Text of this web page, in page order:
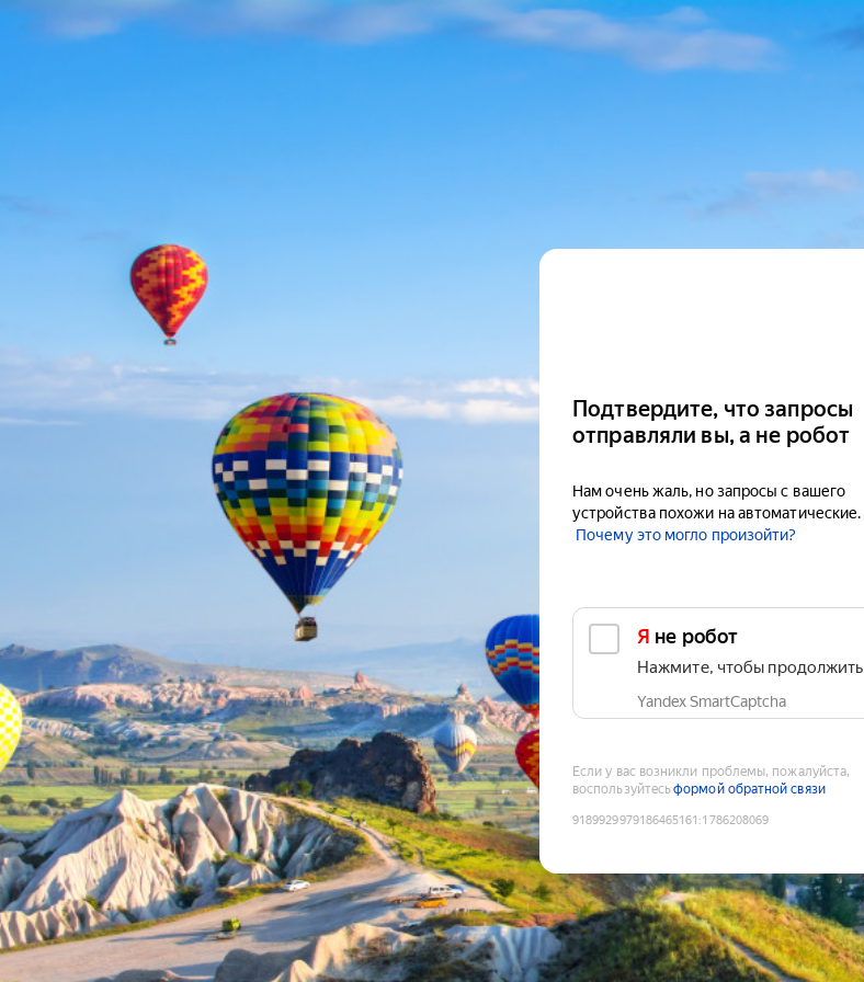
Подтвердите, что запросы
отправляли вы, а не робот
Нам очень жаль, но запросы с вашего
устройства похожи на автоматические.
Почему это могло произойти?
Я не робот
Нажмите, чтобы продолжить
Yandex SmartCaptcha
Если у вас возникли проблемы, пожалуйста,
воспользуйтесьформой обратной связи
9189929979186465161 :1786208069